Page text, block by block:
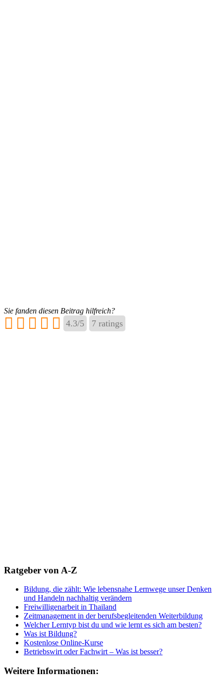
Sie fanden diesen Beitrag hilfreich?
4.3/5 7 ratings
Ratgeber von A-Z
Bildung, die zählt: Wie lebensnahe Lernwege unser Denken
und Handeln nachhaltig verändern
Freiwilligenarbeit in Thailand
Zeitmanagement in der berufsbegleitenden Weiterbildung
Welcher Lerntyp bist du und wie lernt es sich am besten?
Was ist Bildung?
Kostenlose Online-Kurse
Betriebswirt oder Fachwirt – Was ist besser?
Weitere Informationen: